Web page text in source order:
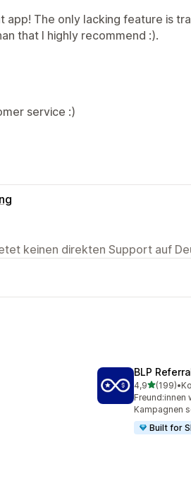
app! The only lacking feature is
that I highly recommend :).
service :)
keinen direkten Support auf
BLP
4,9von 5
(199)
199 •
Freund:innen
Kampagnen
Built for